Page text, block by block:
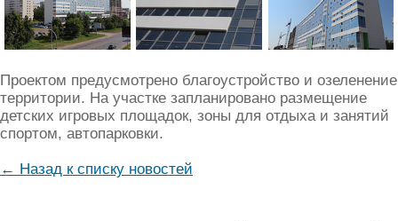
Проектом предусмотрено благоустройство и озеленение
территории. На участке запланировано размещение
детских игровых площадок, зоны для отдыха и занятий
спортом, автопарковки.
← Назад к списку новостей